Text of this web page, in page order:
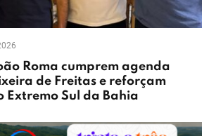
Roma cumprem agenda
de Freitas e reforçam
Extremo Sul da Bahia